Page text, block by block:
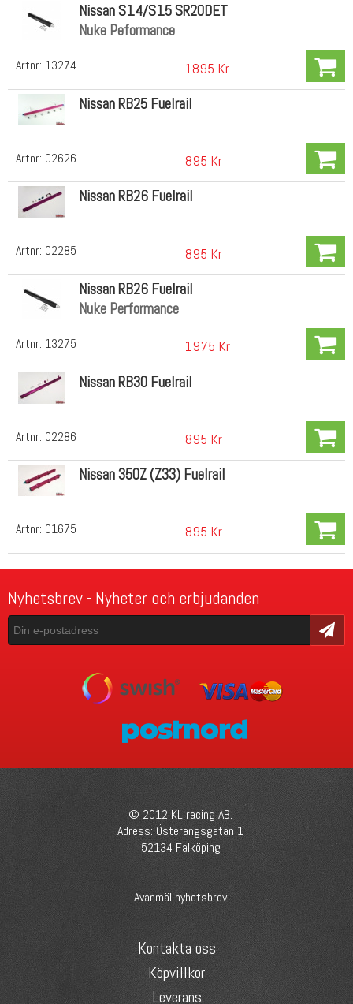
Artnr: 13274
Nissan S14/S15 SR20DET
Nuke Peformance
1895 Kr
Artnr: 02626
Nissan RB25 Fuelrail
895 Kr
Artnr: 02285
Nissan RB26 Fuelrail
895 Kr
Artnr: 13275
Nissan RB26 Fuelrail
Nuke Performance
1975 Kr
Artnr: 02286
Nissan RB30 Fuelrail
895 Kr
Artnr: 01675
Nissan 350Z (Z33) Fuelrail
895 Kr
Nyhetsbrev - Nyheter och erbjudanden
Skicka
© 2012 KL racing AB.
Adress: Österängsgatan 1
52134 Falköping
Avanmäl nyhetsbrev
Kontakta oss
Köpvillkor
Leverans